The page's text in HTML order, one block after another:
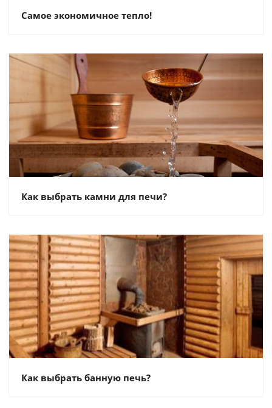
Самое экономичное тепло!
Как выбрать камни для печи?
Как выбрать банную печь?